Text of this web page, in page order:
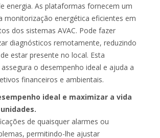
energia. As plataformas fornecem um
monitorização energética eficientes em
dos sistemas AVAC. Pode fazer
diagnósticos remotamente, reduzindo
estar presente no local. Esta
o desempenho ideal e ajuda a
financeiros e ambientais.
ideal e maximizar a vida
de quaisquer alarmes ou
permitindo-lhe ajustar